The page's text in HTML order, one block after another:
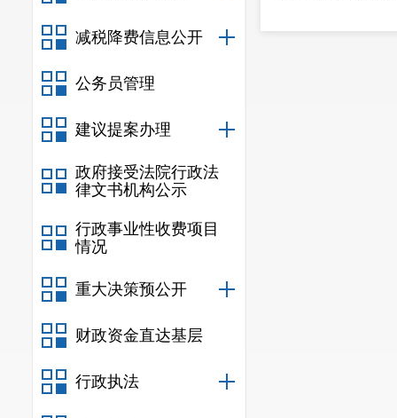
减税降费信息公开
公务员管理
建议提案办理
政府接受法院行政法
律文书机构公示
行政事业性收费项目
情况
重大决策预公开
财政资金直达基层
行政执法
梳理上报历史